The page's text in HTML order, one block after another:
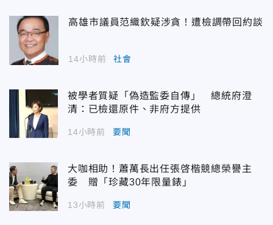
高雄市議員范織欽疑涉貪！遭檢調帶回約談
14小時前 社會
被學者質疑「偽造監委自傳」 總統府澄
清：已檢還原件、非府方提供
14小時前 要聞
大咖相助！蕭萬長出任張啓楷競總榮譽主
委 贈「珍藏30年限量錶」
13小時前 要聞